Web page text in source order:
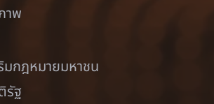
าพ
มกฎหมายมหาชน
รัฐ